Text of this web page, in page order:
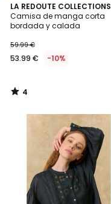
LA REDOUTE COLLECTIONS
Camisa de manga corta
bordada y calada
59.99 €
53.99 € -10%
4
/
5
4
/